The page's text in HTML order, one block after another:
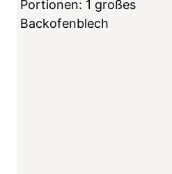
Portionen: 1 großes
Backofenblech